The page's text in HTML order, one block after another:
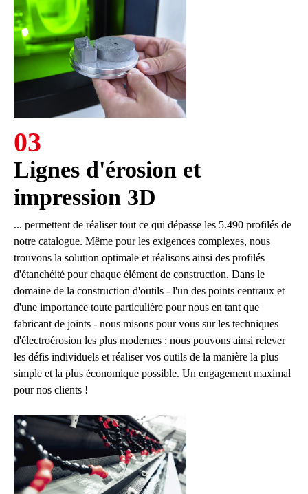
03
Lignes d'érosion et
impression 3D
... permettent de réaliser tout ce qui dépasse les 5.490 profilés de
notre catalogue. Même pour les exigences complexes, nous
trouvons la solution optimale et réalisons ainsi des profilés
d'étanchéité pour chaque élément de construction. Dans le
domaine de la construction d'outils - l'un des points centraux et
d'une importance toute particulière pour nous en tant que
fabricant de joints - nous misons pour vous sur les techniques
d'électroérosion les plus modernes : nous pouvons ainsi relever
les défis individuels et réaliser vos outils de la manière la plus
simple et la plus économique possible. Un engagement maximal
pour nos clients !